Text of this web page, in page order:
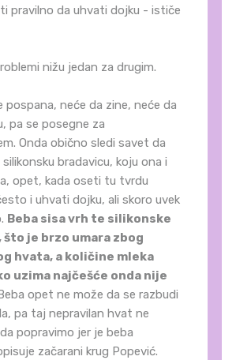
pravilno da uhvati dojku - ističe
nižu jedan za drugim.
pospana, neće da zine, neće da
pa se posegne za
Onda obično sledi savet da
bradavicu, koju ona i
opet, kada oseti tu tvrdu
i uhvati dojku, ali skoro uvek
Beba sisa vrh te silikonske
što je brzo umara zbog
hvata, a količine mleka
uzima najčešće onda nije
Beba opet ne može da se razbudi
pa taj nepravilan hvat ne
popravimo jer je beba
začarani krug Popević.